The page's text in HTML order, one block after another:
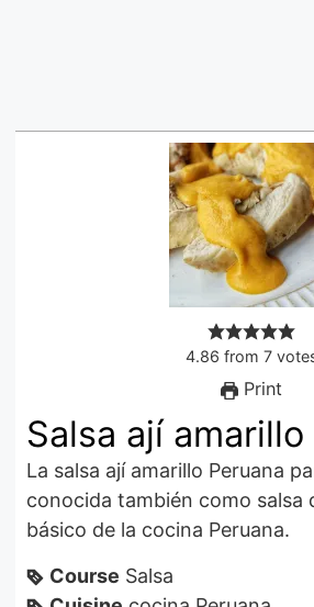
4.86 from 7
Print
Salsa ají amarillo
La salsa ají amarillo Peruana para pollo,
conocida también como salsa
básico de la cocina Peruana.
Course Salsa